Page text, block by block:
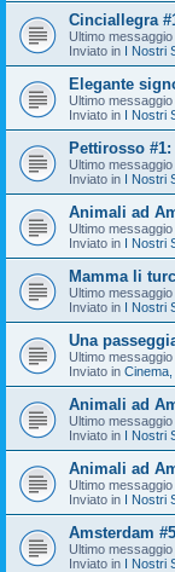
Cinciallegra
Ultimo messaggio
Inviato in I Nostri
Elegante
Ultimo messaggio
Inviato in I Nostri
Pettirosso
Ultimo messaggio
Inviato in I Nostri
Animali ad
Ultimo messaggio
Inviato in I Nostri
Mamma li
Ultimo messaggio
Inviato in I Nostri
Una
Ultimo messaggio
Inviato in
Animali ad
Ultimo messaggio
Inviato in I Nostri
Animali ad
Ultimo messaggio
Inviato in I Nostri
Amsterdam
Ultimo messaggio
Inviato in I Nostri